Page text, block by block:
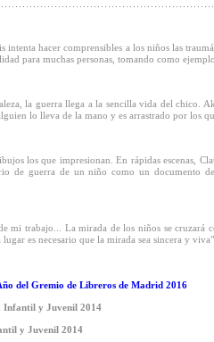
intenta hacer comprensibles a los niños las
para muchas personas, tomando como
la guerra llega a la sencilla vida del chico.
lo lleva de la mano y es arrastrado por los
los que impresionan. En rápidas escenas,
de guerra de un niño como un documento
mi trabajo... La mirada de los niños se cruzará
es necesario que la mirada sea sincera y
del Gremio de Libreros de Madrid 2016
Infantil y Juvenil 2014
y Juvenil 2014